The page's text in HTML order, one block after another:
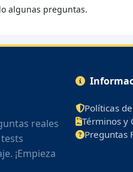
algunas preguntas.
reales
¡Empieza
Políticas
Términos y
Preguntas